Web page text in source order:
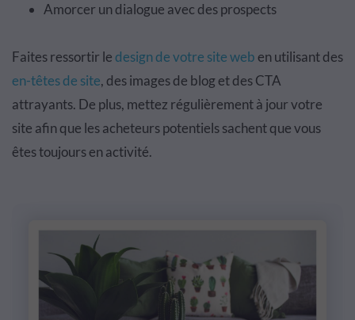
Amorcer un dialogue avec des prospects
Faites ressortir ledesign de votre site web en utilisant des
en-têtes de site, des images de blog et des CTA
attrayants. De plus, mettez régulièrement à jour votre
site afin que les acheteurs potentiels sachent que vous
êtes toujours en activité.